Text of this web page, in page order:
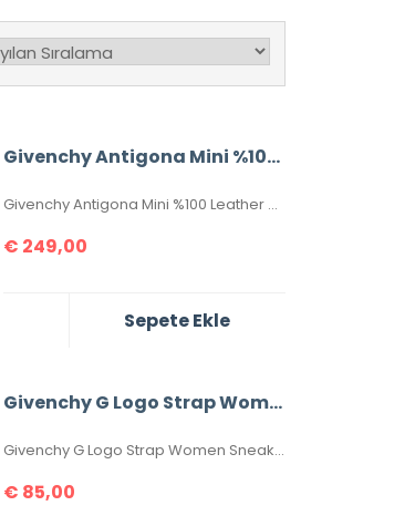
Givenchy Antigona Mini %100 Leather Bag
Givenchy Antigona Mini %100 Leather Bag
€ 249,00
Sepete Ekle
Givenchy G Logo Strap Women Sneaker %100 Leather
Givenchy G Logo Strap Women Sneaker..
€ 85,00